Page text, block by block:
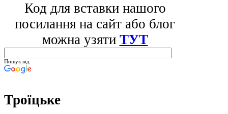
Код для вставки нашого
посилання на сайт або блог
можна узяти ТУТ
Пошук від
Троїцьке